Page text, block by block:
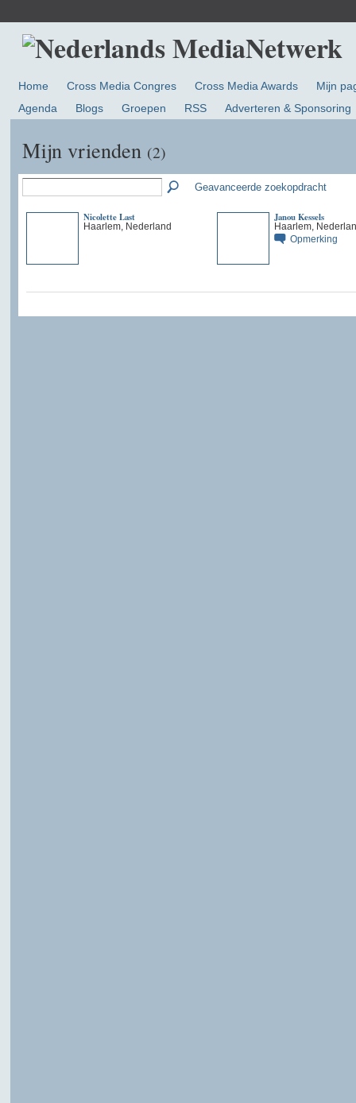
Home Cross Media Congres Cross Media Awards
Mijn
Agenda
Blogs Groepen RSS Adverteren & Sponsoring
Mijn vrienden (2)
Geavanceerde zoekopdracht
Nicolette Last
Haarlem, Nederland
Janou Kessels
Haarlem,
Opmerking